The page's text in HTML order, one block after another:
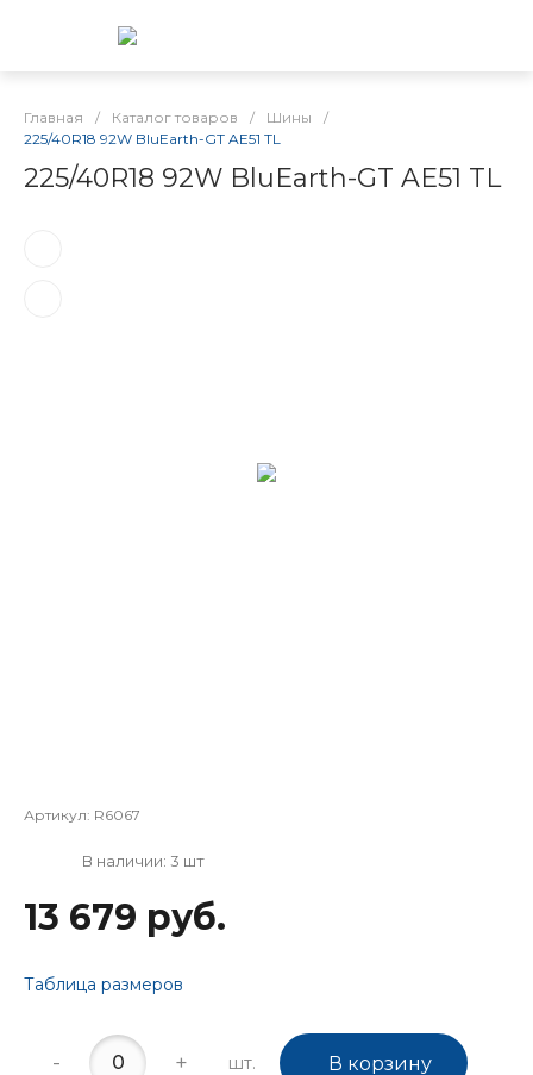
Главная / Каталог товаров / Шины
/
225/40R18 92W BluEarth-GT AE51 TL
225/40R18 92W BluEarth-GT AE51 TL
Артикул: R6067
В наличии: 3 шт
13 679 руб.
Таблица размеров
- + шт. В корзину